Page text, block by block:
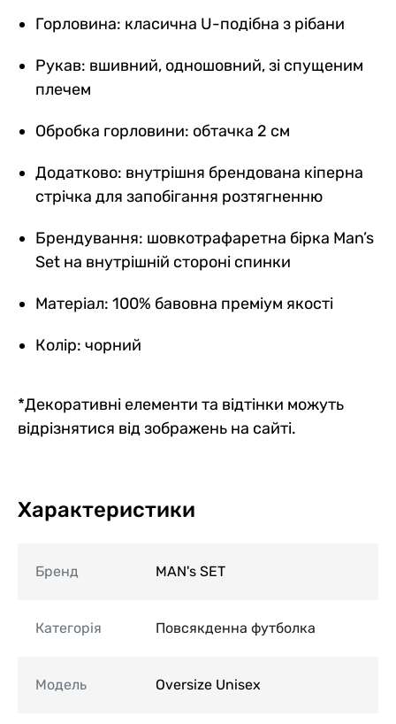
Горловина: класична U-подібна з рібани
Рукав: вшивний, одношовний, зі спущеним
плечем
Обробка горловини: обтачка 2 см
Додатково: внутрішня брендована кіперна
стрічка для запобігання розтягненню
Брендування: шовкотрафаретна бірка Man’s
Set на внутрішній стороні спинки
Матеріал: 100% бавовна преміум якості
Колір: чорний
*Декоративні елементи та відтінки можуть
відрізнятися від зображень на сайті.
Характеристики
Бренд MAN's SET
Категорія Повсякденна футболка
Модель Oversize Unisex